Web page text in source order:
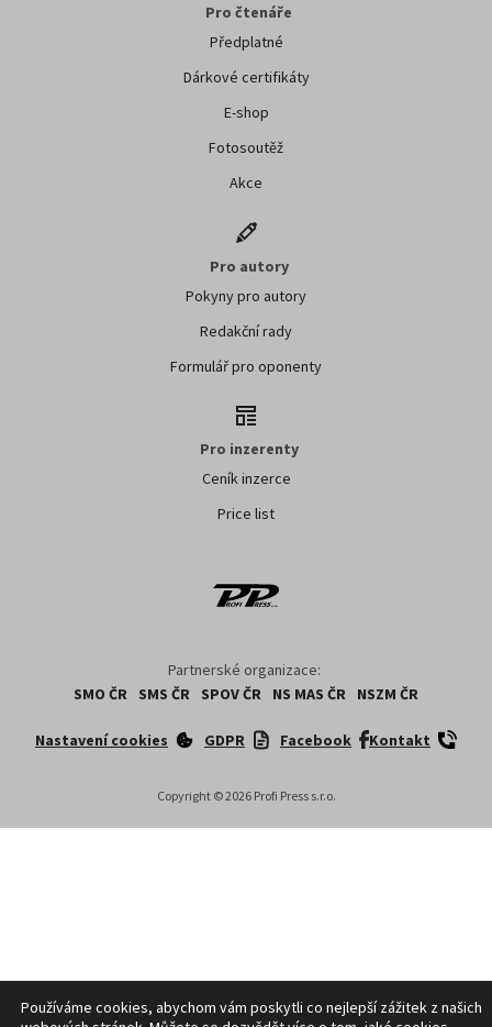
Pro čtenáře
Předplatné
Dárkové certifikáty
E-shop
Fotosoutěž
Akce
Pro autory
Pokyny pro autory
Redakční rady
Formulář pro oponenty
Pro inzerenty
Ceník inzerce
Price list
Partnerské organizace:
SMO ČR
SMS ČR SPOV ČR NS MAS ČR NSZM ČR
Nastavení cookies GDPR Facebook Kontakt
Copyright ©2026Profi Press s.r.o.
Používáme cookies, abychom vám poskytli co nejlepší zážitek z našich